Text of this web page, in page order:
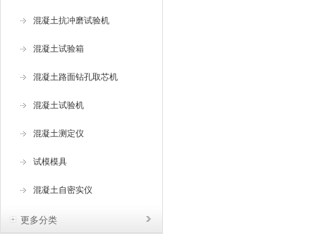
混凝土抗冲磨试验机
混凝土试验箱
混凝土路面钻孔取芯机
混凝土试验机
混凝土测定仪
试模模具
混凝土自密实仪
更多分类